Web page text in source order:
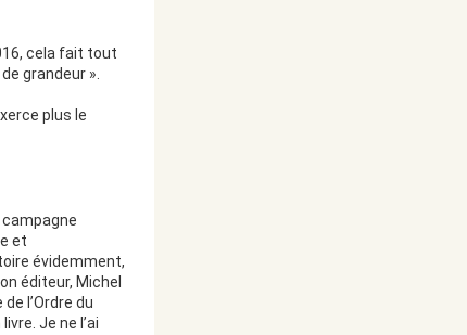
cela fait tout
grandeur ».
plus le
et
évidemment,
éditeur, Michel
l’Ordre du
Je ne l’ai